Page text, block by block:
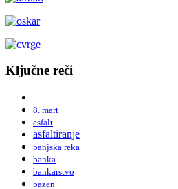
Ključne reči
8. mart
asfalt
asfaltiranje
banjska reka
banka
bankarstvo
bazen